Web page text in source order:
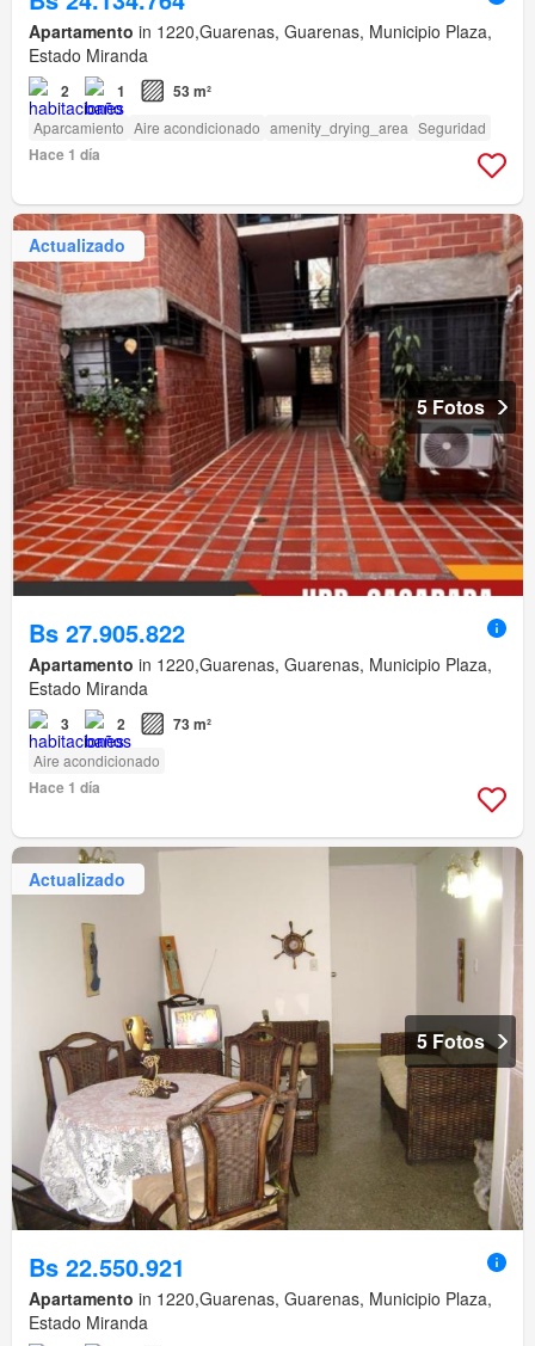
Apartamento in 1220,Guarenas, Guarenas, Municipio Plaza,
Estado Miranda
2 1 53 m²
Aparcamiento Aire acondicionado amenity_drying_area Seguridad
Hace 1 día
Actualizado
5 Fotos
Bs 27.905.822
Apartamento in 1220,Guarenas, Guarenas, Municipio Plaza,
Estado Miranda
3 2 73 m²
Aire acondicionado
Hace 1 día
Actualizado
5 Fotos
Bs 22.550.921
Apartamento in 1220,Guarenas, Guarenas, Municipio Plaza,
Estado Miranda